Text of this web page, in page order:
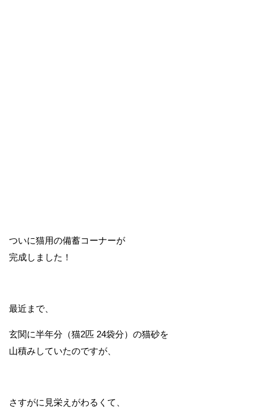
ついに猫用の備蓄コーナーが
完成しました！
最近まで、
玄関に半年分（猫2匹 24袋分）の猫砂を
山積みしていたのですが、
さすがに見栄えがわるくて、